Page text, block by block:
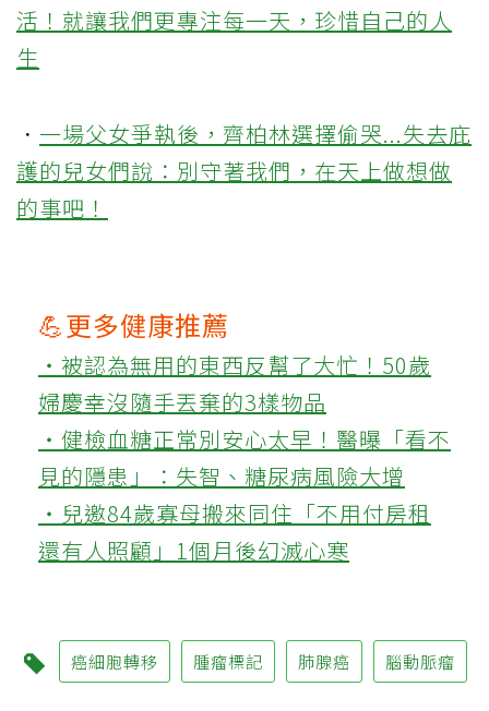
活！就讓我們更專注每一天，珍惜自己的人
生
． 一場父女爭執後，齊柏林選擇偷哭...失去庇
護的兒女們說：別守著我們，在天上做想做
的事吧！
💪更多健康推薦
‧被認為無用的東西反幫了大忙！50歲
婦慶幸沒隨手丟棄的3樣物品
‧健檢血糖正常別安心太早！醫曝「看不
見的隱患」：失智、糖尿病風險大增
‧兒邀84歲寡母搬來同住「不用付房租
還有人照顧」1個月後幻滅心寒
癌細胞轉移 腫瘤標記 肺腺癌 腦動脈瘤